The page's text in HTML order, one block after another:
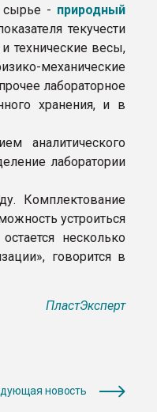
сырье - природный
текучести
технические весы,
механические
лабораторное
хранения, и в
аналитического
лаборатории
Комплектование
устроиться
несколько
говорится в
ПластЭксперт
новость